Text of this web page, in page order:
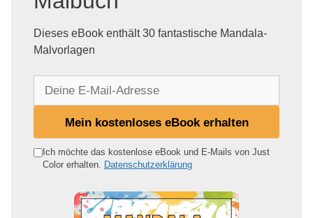
Dieses eBook enthält 30 fantastische Mandala-
Malvorlagen
e
Mein kostenloses eBook erhalten
Ich möchte das kostenlose eBook und E-Mails von Just
Color erhalten.
Datenschutzerklärung